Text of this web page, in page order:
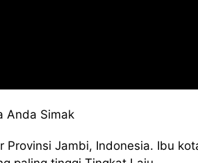
Anda Simak
Jambi, Indonesia. Ibu